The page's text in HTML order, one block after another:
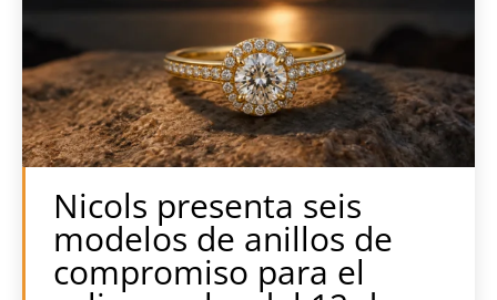
Nicols presenta seis
modelos de anillos de
compromiso para el